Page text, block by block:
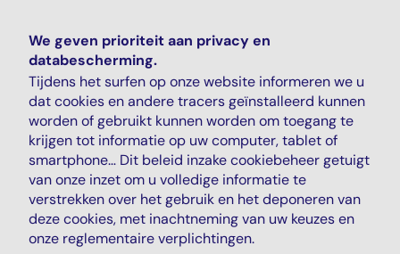
We geven prioriteit aan privacy en
databescherming.
Tijdens het surfen op onze website informeren we u
dat cookies en andere tracers geïnstalleerd kunnen
worden of gebruikt kunnen worden om toegang te
krijgen tot informatie op uw computer, tablet of
smartphone… Dit beleid inzake cookiebeheer getuigt
van onze inzet om u volledige informatie te
verstrekken over het gebruik en het deponeren van
deze cookies, met inachtneming van uw keuzes en
onze reglementaire verplichtingen.